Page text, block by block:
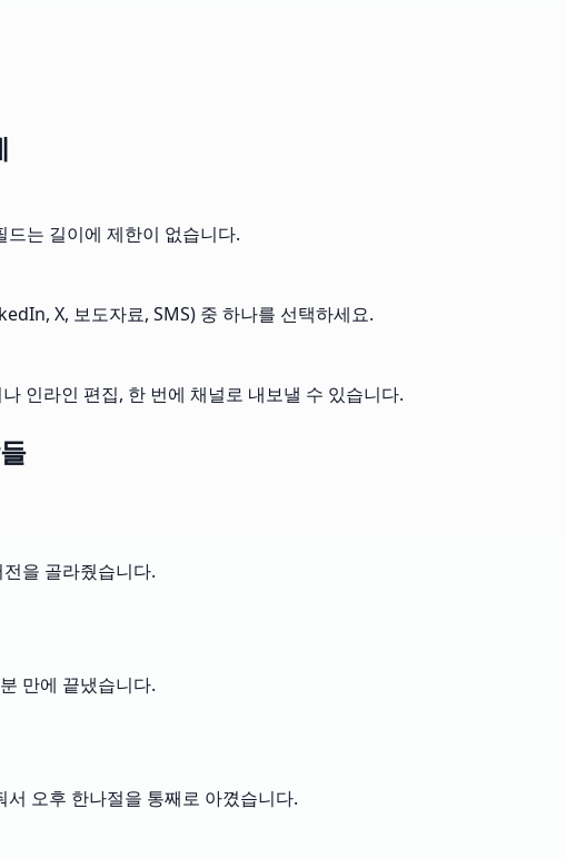
는 길이에 제한이 없습니다.
X, 보도자료, SMS) 중 하나를 선택하세요.
인라인 편집, 한 번에 채널로 내보낼 수 있습니다.
을 골라줬습니다.
만에 끝냈습니다.
오후 한나절을 통째로 아꼈습니다.